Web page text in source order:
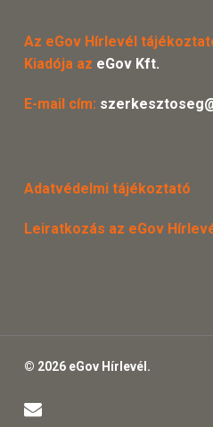
Az eGov Hírlevél
Kiadója az eGov Kft.
E-mail cím:
Adatvédelmi tájékoztató
Leiratkozás az eGov
© 2026 eGov Hírlevél.
email